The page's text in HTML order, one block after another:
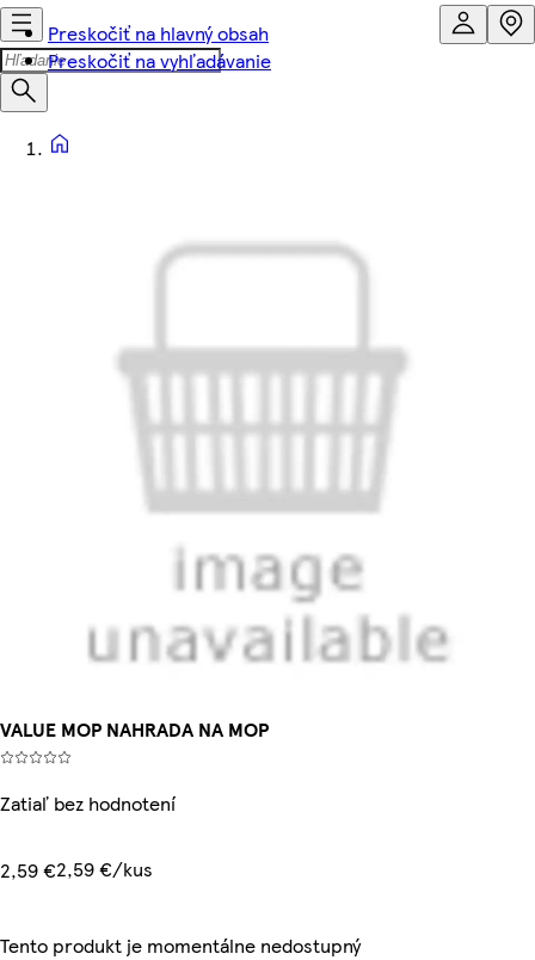
Preskočiť na hlavný obsah
Preskočiť na vyhľadávanie
VALUE MOP NAHRADA NA MOP
Zatiaľ bez hodnotení
2,59 €2,59 €/kus
Tento produkt je momentálne nedostupný